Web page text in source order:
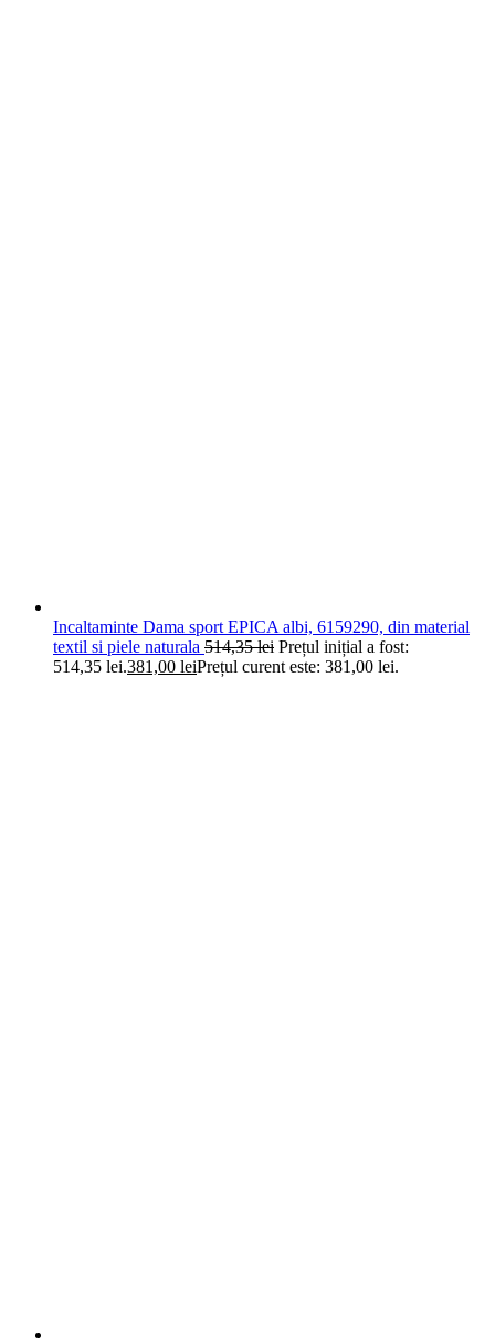
Incaltaminte Dama sport EPICA albi, 6159290, din material
textil si piele naturala 514,35lei Prețul inițial a fost:
514,35 lei.381,00 leiPrețul curent este: 381,00 lei.